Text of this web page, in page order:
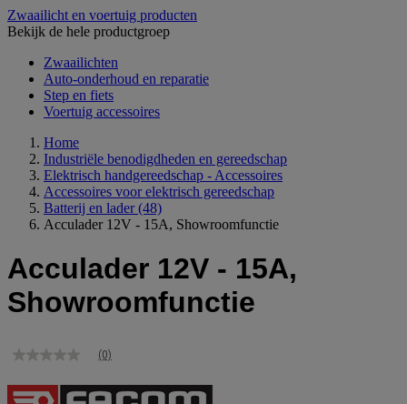
Zwaailicht en voertuig producten
Bekijk de hele productgroep
Zwaailichten
Auto-onderhoud en reparatie
Step en fiets
Voertuig accessoires
Home
Industriële benodigdheden en gereedschap
Elektrisch handgereedschap - Accessoires
Accessoires voor elektrisch gereedschap
Batterij en lader (48)
Acculader 12V - 15A, Showroomfunctie
Acculader 12V - 15A,
Showroomfunctie
Geen
Dezelfde
(0)